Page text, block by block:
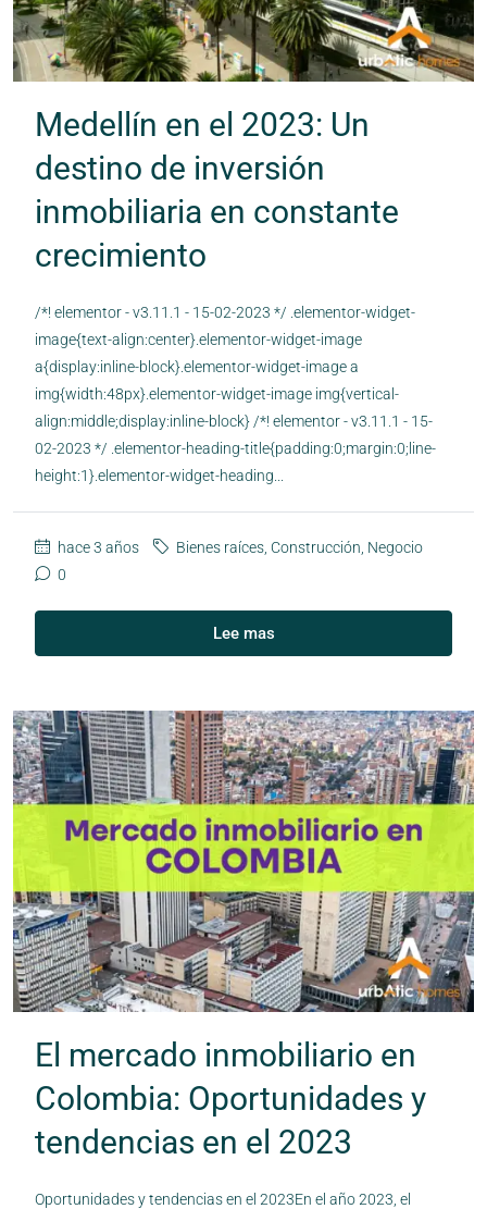
Medellín en el 2023: Un
destino de inversión
inmobiliaria en constante
crecimiento
/*! elementor - v3.11.1 - 15-02-2023 */ .elementor-widget-
image{text-align:center}.elementor-widget-image
a{display:inline-block}.elementor-widget-image a
img{width:48px}.elementor-widget-image img{vertical-
align:middle;display:inline-block} /*! elementor - v3.11.1 - 15-
02-2023 */ .elementor-heading-title{padding:0;margin:0;line-
height:1}.elementor-widget-heading...
hace 3 años Bienes raíces Construcción Negocio
0
Lee mas
El mercado inmobiliario en
Colombia: Oportunidades y
tendencias en el 2023
Oportunidades y tendencias en el 2023En el año 2023, el